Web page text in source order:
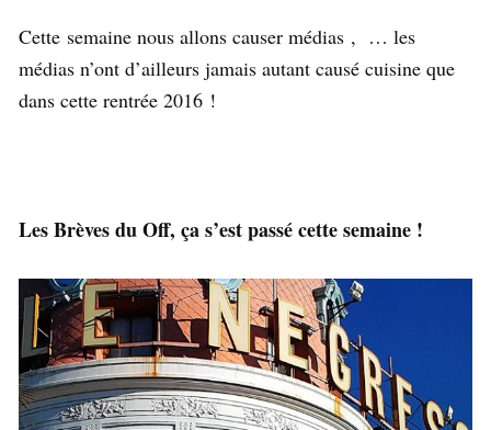
Cette semaine nous allons causer médias , … les
médias n’ont d’ailleurs jamais autant causé cuisine que
dans cette rentrée 2016 !
Les Brèves du Off, ça s’est passé cette semaine !